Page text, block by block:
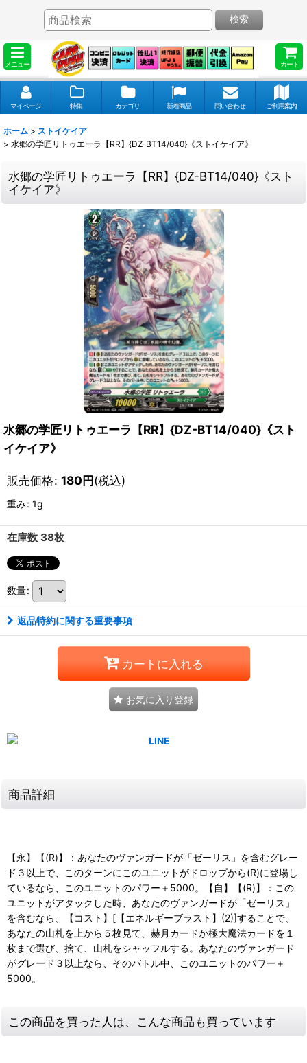
メニュー カート
検索
マイページ 特集 カテゴリ 新着商品 問い合わせ ご利用案内
ホーム > ストイケイア
> 水郷の学匠リトゥエーラ【RR】{DZ-BT14/040}《ストイケイア》
水郷の学匠リトゥエーラ【RR】{DZ-BT14/040}《スト
イケイア》
水郷の学匠リトゥエーラ【RR】{DZ-BT14/040}《スト
イケイア》
販売価格: 180円(税込)
重み: 1g
在庫数 38枚
数量:
返品特約に関する重要事項
カートに入れる
お気に入り登録
商品詳細
【永】【(R)】：あなたのヴァンガードが「ゼーリス」を含むグレー
ド３以上で、このターンにこのユニットがドロップから(R)に登場し
ているなら、このユニットのパワー＋5000。【自】【(R)】：この
ユニットがアタックした時、あなたのヴァンガードが「ゼーリス」
を含むなら、【コスト】[【エネルギーブラスト】(2)]することで、
あなたの山札を上から５枚見て、赫月カードか極大魔法カードを１
枚まで選び、捨て、山札をシャッフルする。あなたのヴァンガード
がグレード３以上なら、そのバトル中、このユニットのパワー＋
5000。
この商品を買った人は、こんな商品も買っています